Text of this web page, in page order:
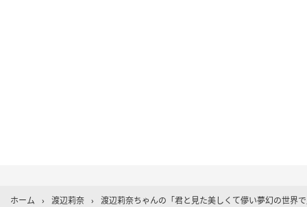
ホーム › 渡辺莉奈 › 渡辺莉奈ちゃんの「君と見た美しくて儚い夢幻の世界